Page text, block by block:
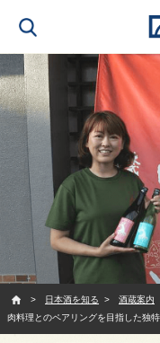
日本酒を知る
酒蔵案内
肉料理とのペアリングを目指した独